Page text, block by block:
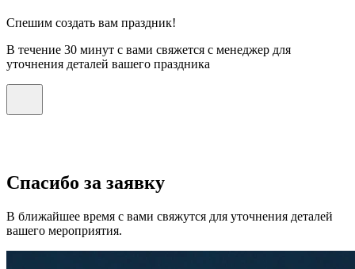
Спешим создать вам праздник!
В течение 30 минут с вами свяжется с менеджер для
уточнения деталей вашего праздника
Спасибо за заявку
В ближайшее время с вами свяжутся для уточнения деталей
вашего мероприятия.